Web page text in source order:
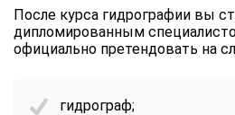
После курса гидрографии вы
дипломированным
официально претендовать на
гидрограф;